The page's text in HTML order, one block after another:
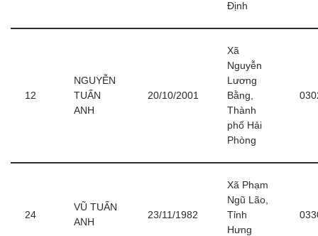
Định
12
NGUYỄN
TUẤN
ANH
20/10/2001
Xã
Nguyễn
Lương
Bằng,
Thành
phố Hải
Phòng
24
VŨ TUẤN
ANH
23/11/1982
Xã Phạm
Ngũ Lão,
Tỉnh
Hưng